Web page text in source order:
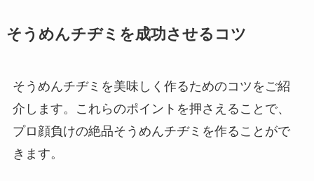
そうめんチヂミを成功させるコツ
そうめんチヂミを美味しく作るためのコツをご紹
介します。これらのポイントを押さえることで、
プロ顔負けの絶品そうめんチヂミを作ることがで
きます。